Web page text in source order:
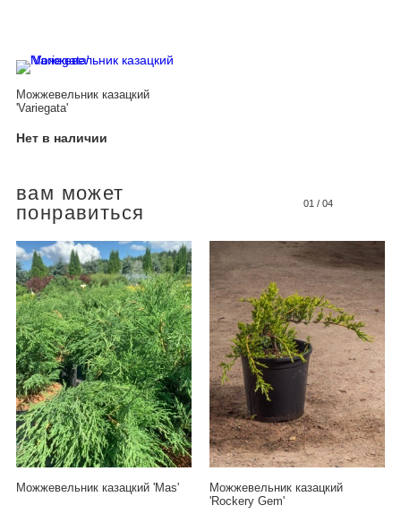
Можжевельник казацкий
'Variegata'
Нет в наличии
вам может
понравиться
01 / 04
Можжевельник казацкий 'Mas'
Можжевельник казацкий
'Rockery Gem'